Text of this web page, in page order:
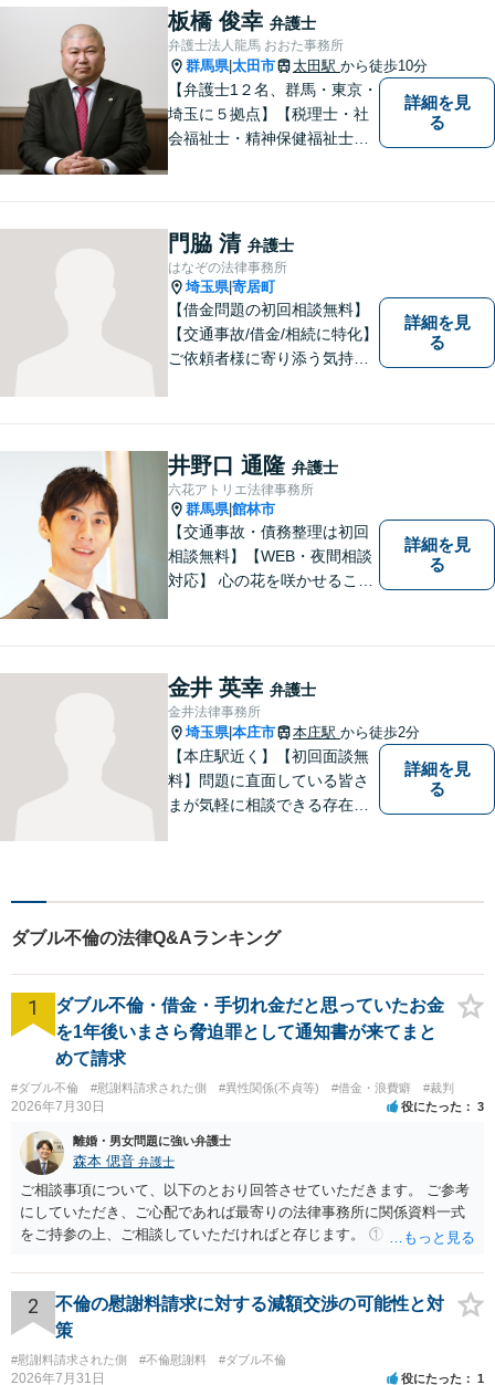
一人で悩むことなく、お気軽
にご相談ください。
板橋 俊幸 弁護士
弁護士法人龍馬 おおた事務所
群馬県|太田市 太田駅 から徒歩10分
【弁護士1２名、群馬・東京・
埼玉に５拠点】【税理士・社
会福祉士・精神保健福祉士が
能】
詳細を見
る
門脇 清 弁護士
はなぞの法律事務所
埼玉県|寄居町
【借金問題の初回相談無料】
【交通事故/借金/相続に特化】
ご依頼者様に寄り添う気持ち
など一般民事から刑事事件、
顧問契約まで幅広い分野に対
応しております。
詳細を見
る
井野口 通隆 弁護士
六花アトリエ法律事務所
群馬県|館林市
【交通事故・債務整理は初回
相談無料】【WEB・夜間相談
対応】 心の花を咲かせること
一会を大事にし、あなたとの
縁を心からお待ちしていま
す。
詳細を見
る
金井 英幸 弁護士
金井法律事務所
埼玉県|本庄市 本庄駅 から徒歩2分
【本庄駅近く】【初回面談無
料】問題に直面している皆さ
まが気軽に相談できる存在に
／休日対応可能】公平・公正
な立場から、事件の見通しを
正確に伝えます。お気軽にご
相談ください。
詳細を見
る
ダブル不倫の法律Q&Aランキング
1
ダブル不倫・借金・手切れ金だと思っていたお金
を1年後いまさら脅迫罪として通知書が来てまと
めて請求
#ダブル不倫 #慰謝料請求された側 #異性関係(不貞等) #借金・浪費癖 #裁判
2026年7月30日 役にたった 3
離婚・男女問題に強い弁護士
森本 偲音 弁護士
ご相談事項について、以下のとおり回答させていただきます。 ご参考
にしていただき、ご心配であれば最寄りの法律事務所に関係資料一式
をご持参の上、ご相談していただければと存じます。 ① このLINEの
される可能性はあるのか ⇒LINEを含む１００万円の貸付に至るまでの
やり取り等の経緯、誓約書の内容等を踏まえて、関係を清算するため
の 金銭であったと評価される可能性はあると考えます。 ② 「今後一
切関与しないなら100万円振り込む」というLINEや誓約書は、裁判上
どの程度証拠価値があるのか ⇒前後のやり取りや誓約書の具体的内容
2
不倫の慰謝料請求に対する減額交渉の可能性と対
策
#慰謝料請求された側 #不倫慰謝料 #ダブル不倫
2026年7月31日 役にたった 1